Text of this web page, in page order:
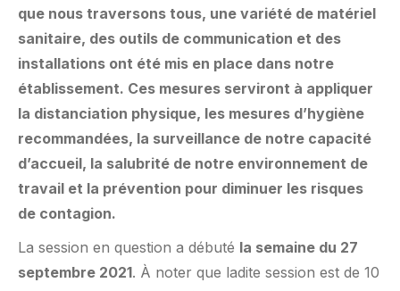
que nous traversons tous, une variété de matériel
sanitaire, des outils de communication et des
installations ont été mis en place dans notre
établissement. Ces mesures serviront à appliquer
la distanciation physique, les mesures d’hygiène
recommandées, la surveillance de notre capacité
d’accueil, la salubrité de notre environnement de
travail et la prévention pour diminuer les risques
de contagion.
La session en question a débuté la semaine du 27
septembre 2021. À noter que ladite session est de 10